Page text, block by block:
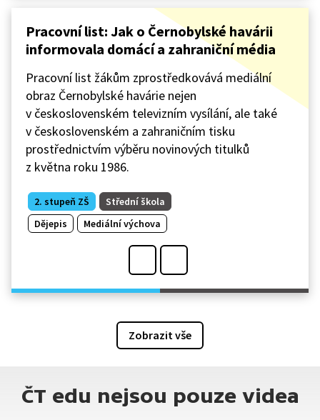
Pracovní list: Jak o Černobylské havárii
informovala domácí a zahraniční média
Pracovní list žákům zprostředkovává mediální
obraz Černobylské havárie nejen
v československém televizním vysílání, ale také
v československém a zahraničním tisku
prostřednictvím výběru novinových titulků
z května roku 1986.
2. stupeň ZŠ
Střední škola
Dějepis
Mediální výchova
Zobrazit vše
ČT edu nejsou pouze videa